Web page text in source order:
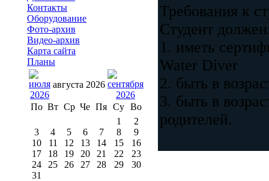
Контакты
Оборудование
Фото-архив
Видео-архив
Карта сайта
Планы
августа 2026
По Вт Ср Че Пя Су Во
1
2
3
4 5 6 7 8
9
10
11 12 13 14 15
16
17
18 19 20 21 22
23
24
25 26 27 28 29
30
31
Требования к
Студент
1. иметь
Water Diver
2. быть в
3. быть в
родителей.